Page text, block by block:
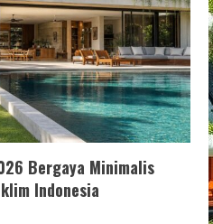
Bergaya Minimalis
Indonesia